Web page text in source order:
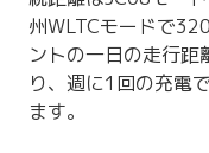
州WLTCモードで
ントの一日の走行
り、週に1回の充電
ます。